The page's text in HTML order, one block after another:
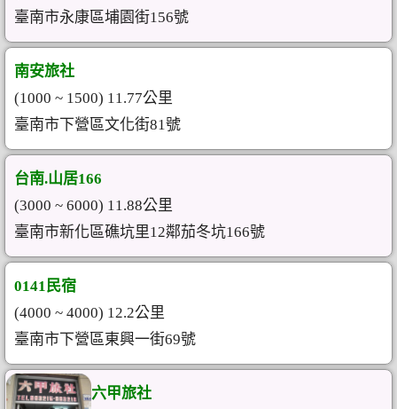
臺南市永康區埔園街156號
南安旅社
(1000 ~ 1500) 11.77公里
臺南市下營區文化街81號
台南.山居166
(3000 ~ 6000) 11.88公里
臺南市新化區礁坑里12鄰茄冬坑166號
0141民宿
(4000 ~ 4000) 12.2公里
臺南市下營區東興一街69號
六甲旅社